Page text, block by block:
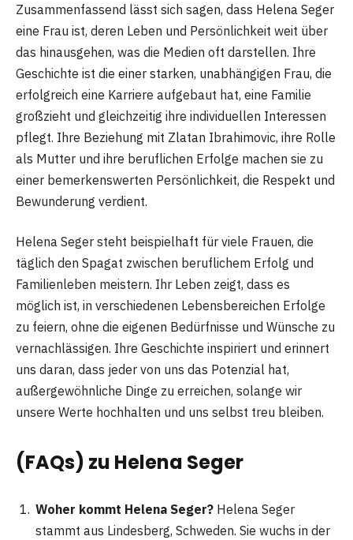
Zusammenfassend lässt sich sagen, dass Helena Seger
eine Frau ist, deren Leben und Persönlichkeit weit über
das hinausgehen, was die Medien oft darstellen. Ihre
Geschichte ist die einer starken, unabhängigen Frau, die
erfolgreich eine Karriere aufgebaut hat, eine Familie
großzieht und gleichzeitig ihre individuellen Interessen
pflegt. Ihre Beziehung mit Zlatan Ibrahimovic, ihre Rolle
als Mutter und ihre beruflichen Erfolge machen sie zu
einer bemerkenswerten Persönlichkeit, die Respekt und
Bewunderung verdient.
Helena Seger steht beispielhaft für viele Frauen, die
täglich den Spagat zwischen beruflichem Erfolg und
Familienleben meistern. Ihr Leben zeigt, dass es
möglich ist, in verschiedenen Lebensbereichen Erfolge
zu feiern, ohne die eigenen Bedürfnisse und Wünsche zu
vernachlässigen. Ihre Geschichte inspiriert und erinnert
uns daran, dass jeder von uns das Potenzial hat,
außergewöhnliche Dinge zu erreichen, solange wir
unsere Werte hochhalten und uns selbst treu bleiben.
(FAQs) zu Helena Seger
Woher kommt Helena Seger? Helena Seger
stammt aus Lindesberg, Schweden. Sie wuchs in der